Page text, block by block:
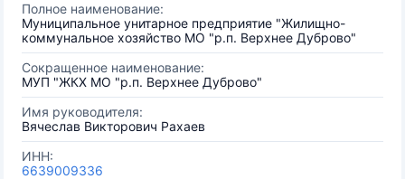
Полное наименование:
Муниципальное унитарное предприятие "Жилищно-
коммунальное хозяйство МО "р.п. Верхнее Дуброво"
Сокращенное наименование:
МУП "ЖКХ МО "р.п. Верхнее Дуброво"
Имя руководителя:
Вячеслав Викторович Рахаев
ИНН:
6639009336